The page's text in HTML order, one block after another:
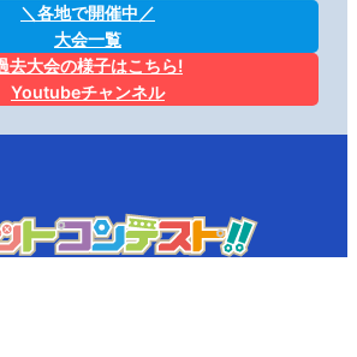
＼各地で開催中／
大会一覧
去大会の様子はこちら!
Youtubeチャンネル